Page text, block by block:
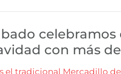
con más